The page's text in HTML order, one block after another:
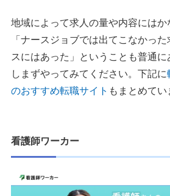
地域によって求人の量や内容にはか
「ナースジョブでは出てこなかっ
スにはあった」ということも普通
しまずやってみてください。下記に
のおすすめ転職サイト もまとめてい
看護師ワーカー